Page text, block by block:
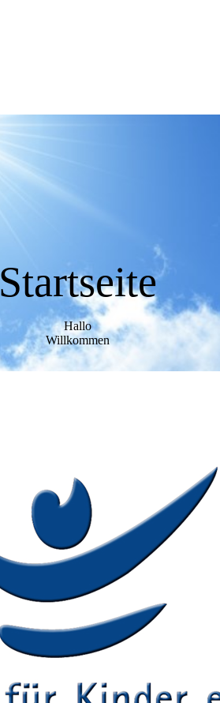
Startseite
Hallo
Willkommen